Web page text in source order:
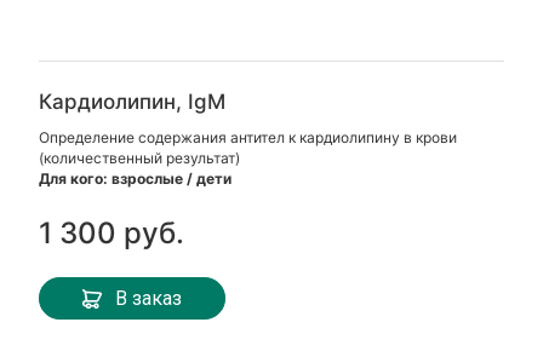
Кардиолипин, IgM
Определение содержания антител к кардиолипину в крови
(количественный результат)
Для кого: взрослые / дети
1 300 руб.
В заказ